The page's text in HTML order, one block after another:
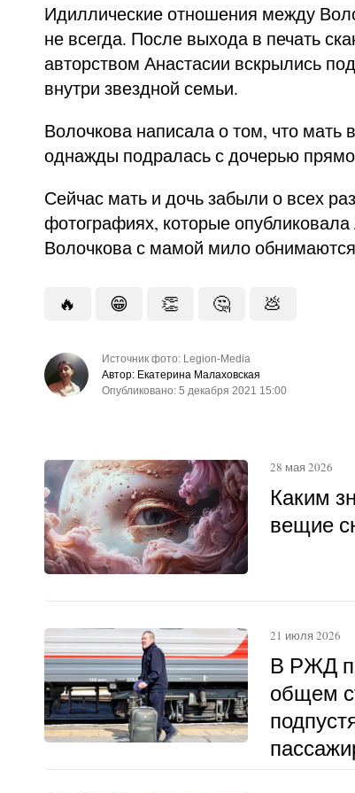
Идиллические отношения между
не всегда. После выхода в печать
авторством Анастасии вскрылись
внутри звездной семьи.
Волочкова написала о том, что мать
однажды подралась с дочерью
Сейчас мать и дочь забыли о всех
фотографиях, которые
Волочкова с мамой мило
🔥 😁 👏 🤔 💩
Источник фото: Legion-Media
Автор: Екатерина Малаховская
Опубликовано: 5 декабря 2021 15:00
Каким
вещие
28 мая 2026
В РЖД
общем
другому
21 июля 2026